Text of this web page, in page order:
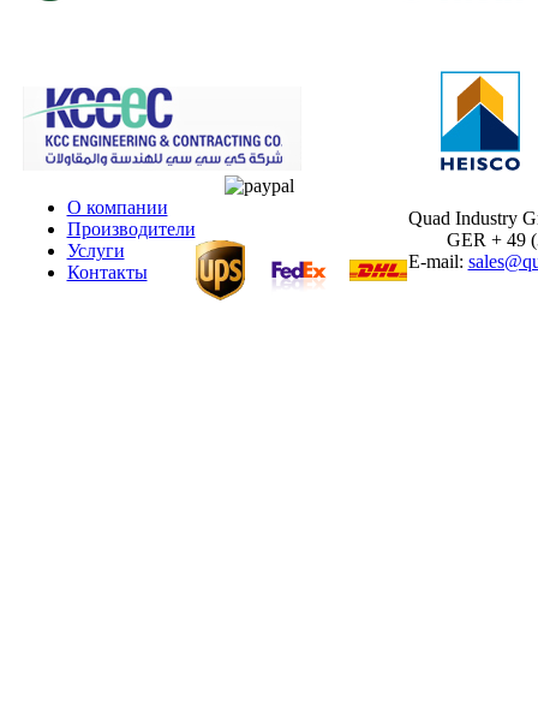
О компании
Производители
Услуги
Контакты
Quad Industry
GER + 49
E-mail: